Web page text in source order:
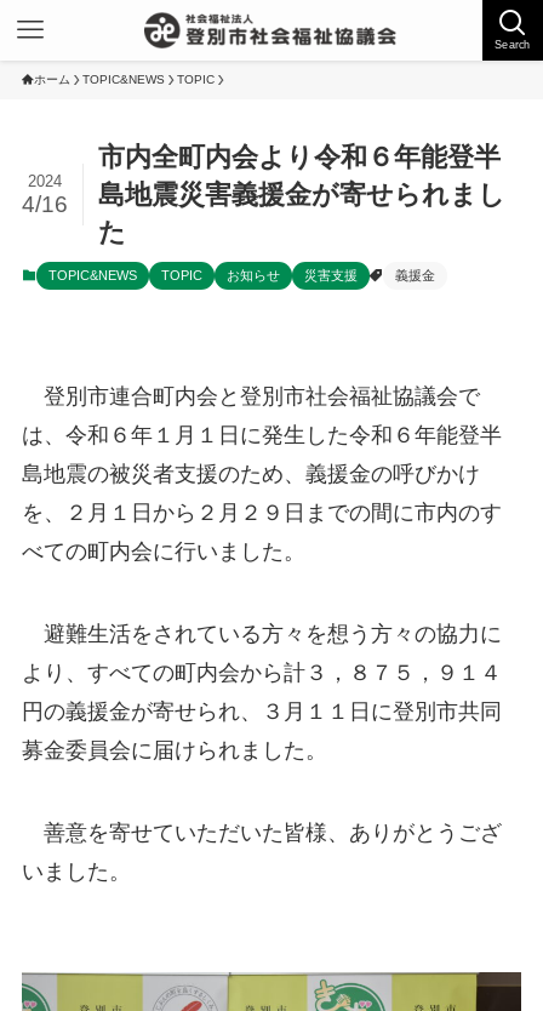
Search
ホーム TOPIC&NEWS TOPIC
市内全町内会より令和６年能登半
島地震災害義援金が寄せられまし
た
2024
4/16
TOPIC&NEWS TOPIC お知らせ 災害支援 義援金
登別市連合町内会と登別市社会福祉協議会で
は、令和６年１月１日に発生した令和６年能登半
島地震の被災者支援のため、義援金の呼びかけ
を、２月１日から２月２９日までの間に市内のす
べての町内会に行いました。
避難生活をされている方々を想う方々の協力に
より、すべての町内会から計３，８７５，９１４
円の義援金が寄せられ、３月１１日に登別市共同
募金委員会に届けられました。
善意を寄せていただいた皆様、ありがとうござ
いました。